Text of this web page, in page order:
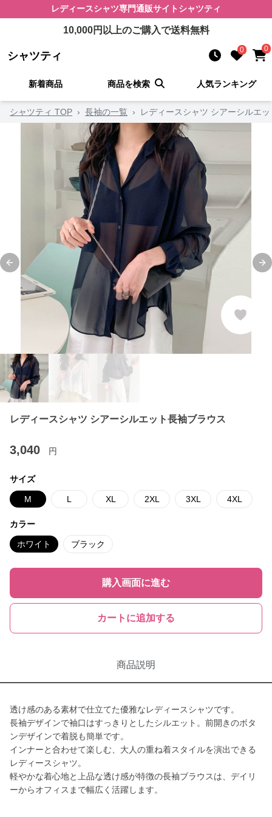
レディースシャツ専門通販サイト シャツティ
10,000円以上のご購入で送料無料
シャツティ 0 0
新着商品 商品を検索 人気ランキング
シャツティ TOP › 長袖の一覧 › レディースシャツ シアーシルエ
Previous slide
レディースシャツ シアーシルエット長袖ブラウス
3,040 円
サイズ
M L XL 2XL 3XL 4XL
カラー
ホワイト ブラック
購入画面に進む
カートに追加する
商品説明
透け感のある素材で仕立てた優雅なレディースシャツです。
長袖デザインで袖口はすっきりとしたシルエット。前開きのボタ
ンデザインで着脱も簡単です。
インナーと合わせて楽しむ、大人の重ね着スタイルを演出できる
レディースシャツ。
軽やかな着心地と上品な透け感が特徴の長袖ブラウスは、デイリ
ーからオフィスまで幅広く活躍します。